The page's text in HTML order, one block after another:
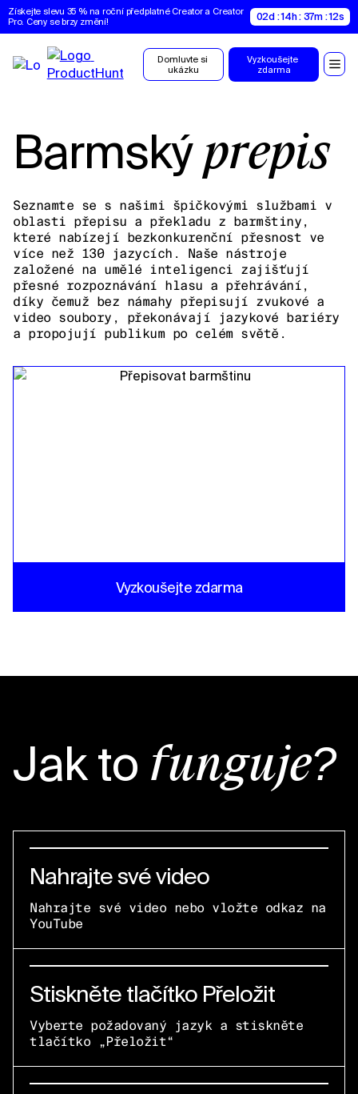
Získejte slevu 35 % na roční předplatné Creator a Creator
Pro. Ceny se brzy změní!
02d : 14h : 37m : 11s
Domluvte si
ukázku
Vyzkoušejte
zdarma
Barmský přepis
Seznamte se s našimi špičkovými službami v
oblasti přepisu a překladu z barmštiny,
které nabízejí bezkonkurenční přesnost ve
více než 130 jazycích. Naše nástroje
založené na umělé inteligenci zajišťují
přesné rozpoznávání hlasu a přehrávání,
díky čemuž bez námahy přepisují zvukové a
video soubory, překonávají jazykové bariéry
a propojují publikum po celém světě.
Vyzkoušejte zdarma
Jak to funguje?
Nahrajte své video
Nahrajte své video nebo vložte odkaz na
YouTube
Stiskněte tlačítko Přeložit
Vyberte požadovaný jazyk a stiskněte
tlačítko „Přeložit“